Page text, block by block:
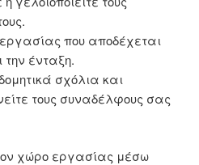
που αποδέχεται
την ένταξη.
σχόλια και
τους συναδέλφους σας
χώρο εργασίας μέσω